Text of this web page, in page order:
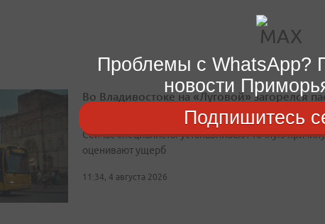
Во Владивостоке на «Луговой» загорелся
автобус
Сейчас специалисты устанавливают точную
оценивают ущерб
11:34, 4 августа 2026
Проблемы с WhatsApp?
новости
Подпишитесь